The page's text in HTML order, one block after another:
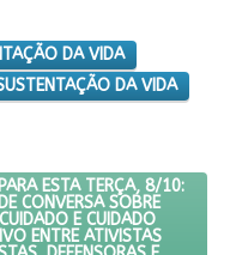
DA VIDA
DA VIDA
ELABORAÇÃO E GESTÃO
CONVITE PARA
ESTA TERÇA, 8/10:
CONVERSA SOBRE
E CUIDADO
ENTRE ATIVISTAS